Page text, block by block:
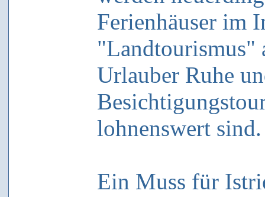
Ferienhäuser im
"Landtourismus"
Urlauber Ruhe
lohnenswert sind.
Ein Muss für